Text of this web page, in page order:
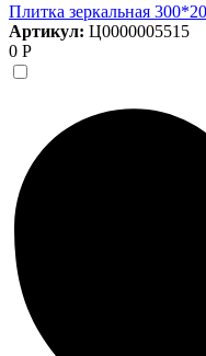
Плитка зеркальная
Артикул: Ц0000005515
0 Р